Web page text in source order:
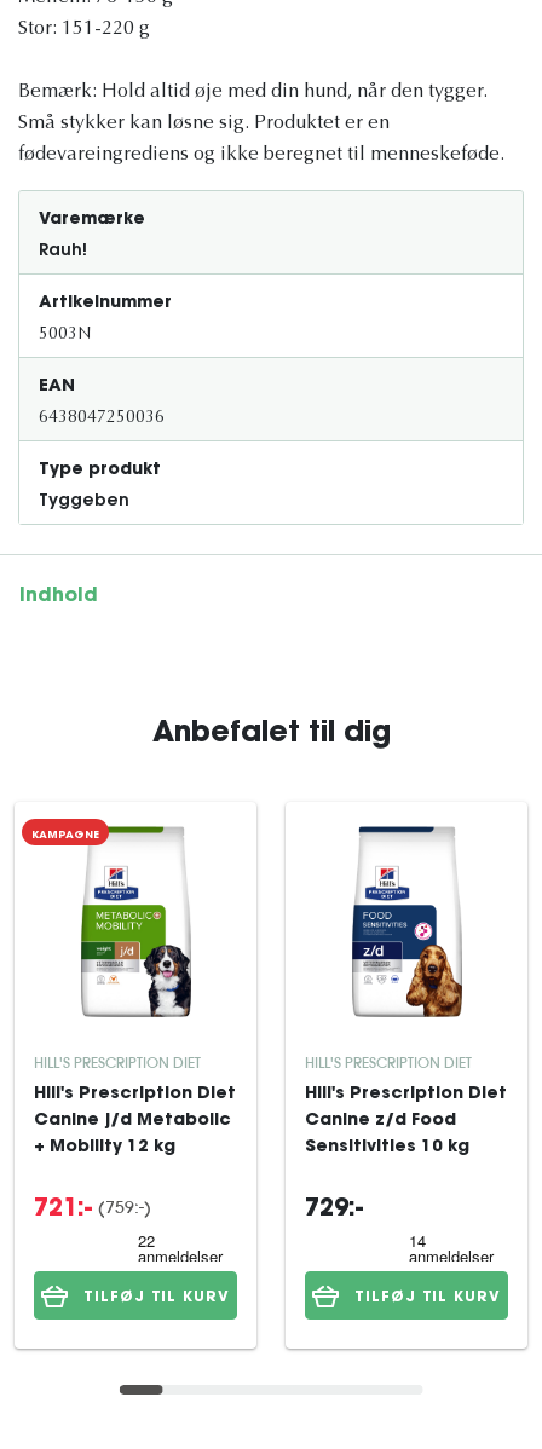
Stor: 151-220 g
Bemærk: Hold altid øje med din hund, når den tygger.
Små stykker kan løsne sig. Produktet er en
fødevareingrediens og ikke beregnet til menneskeføde.
Varemærke
Rauh!
Artikelnummer
5003N
EAN
6438047250036
Type produkt
Tyggeben
Indhold
Anbefalet til dig
KAMPAGNE
HILL'S PRESCRIPTION DIET
Hill's Prescription Diet
Canine j/d Metabolic
+ Mobility 12 kg
721:- (759:-)
TILFØJ TIL KURV
HILL'S PRESCRIPTION DIET
Hill's Prescription Diet
Canine z/d Food
Sensitivities 10 kg
729:-
TILFØJ TIL KURV